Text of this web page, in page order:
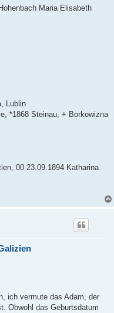
Maria Elisabeth
Lublin
*1868 Steinau, + Borkowizna
00 23.09.1894 Katharina
ich vermute das Adam, der
Obwohl das Geburtsdatum